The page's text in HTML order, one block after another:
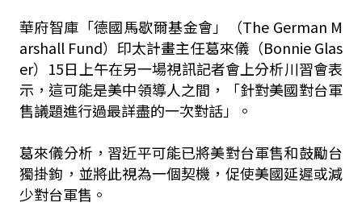
華府智庫「德國馬歇爾基金會」（The German M
arshall Fund）印太計畫主任葛來儀（Bonnie Glas
er）15日上午在另一場視訊記者會上分析川習會表
示，這可能是美中領導人之間，「針對美國對台軍
售議題進行過最詳盡的一次對話」。
葛來儀分析，習近平可能已將美對台軍售和鼓勵台
獨掛鉤，並將此視為一個契機，促使美國延遲或減
少對台軍售。